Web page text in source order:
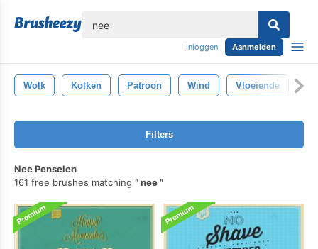
Inloggen Aanmelden
Wolk Kolken Patroon Wind Vloeiende
Filters
Nee Penselen
161 free brushes matching
nee